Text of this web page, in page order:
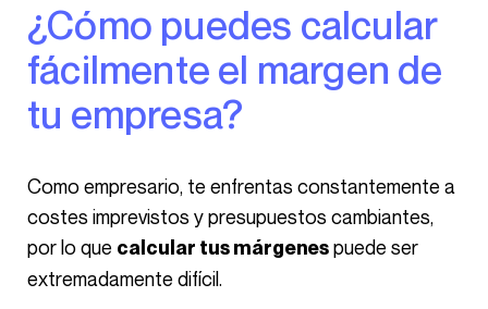
¿Cómo puedes calcular
fácilmente el margen de
tu empresa?
Como empresario, te enfrentas constantemente a
costes imprevistos y presupuestos cambiantes,
por lo que calcular tus márgenespuede ser
extremadamente difícil.